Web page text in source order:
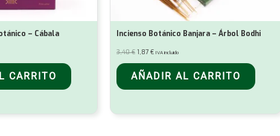
– Cábala
CARRITO
Incienso Botánico Banjara – Árbol Bodhi
3,40€ El
original
era:
3,40 €.
1,87 €El
actual
1,87 €.
IVA incluido
AÑADIR AL CARRITO